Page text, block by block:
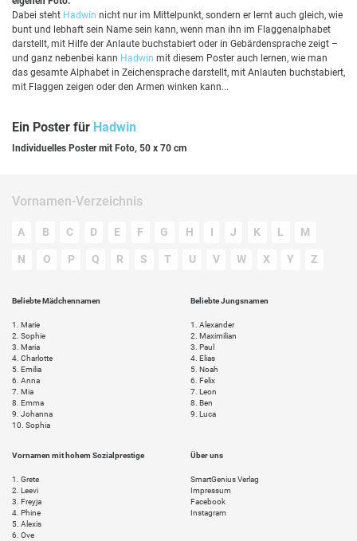
Dabei steht Hadwin nicht nur im Mittelpunkt, sondern er lernt auch gleich, wie
bunt und lebhaft sein Name sein kann, wenn man ihn im Flaggenalphabet
darstellt, mit Hilfe der Anlaute buchstabiert oder in Gebärdensprache zeigt –
und ganz nebenbei kann Hadwin mit diesem Poster auch lernen, wie man
das gesamte Alphabet in Zeichensprache darstellt, mit Anlauten buchstabiert,
mit Flaggen zeigen oder den Armen winken kann...
Ein Poster für Hadwin
Individuelles Poster mit Foto, 50 x 70 cm
Vornamen-Verzeichnis
A B C D E F G H I J K L M
N O P Q R S T U V W X Y Z
Beliebte Mädchennamen
1.
Marie
2. Sophie
3. Maria
4. Charlotte
5. Emilia
6. Anna
7. Mia
8. Emma
9. Johanna
10. Sophia
Beliebte Jungsnamen
1.
Alexander
2. Maximilian
3. Paul
4. Elias
5. Noah
6. Felix
7. Leon
8. Ben
9. Luca
Vornamen mit hohem Sozialprestige
1.
Grete
2. Leevi
3. Freyja
4. Phine
5. Alexis
6. Ove
Über uns
SmartGenius Verlag
Impressum
Facebook
Instagram